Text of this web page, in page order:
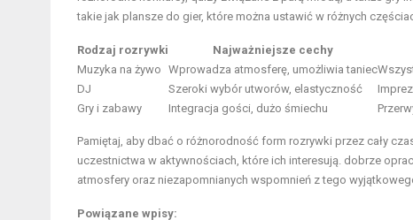
takie jak plansze do gier, które można ustawić w różnych
Rodzaj rozrywki Najważniejsze cechy
Muzyka na żywo Wprowadza atmosferę, umożliwia taniec
DJ
Szeroki wybór utworów, elastyczność
Gry i zabawy
Integracja gości, dużo śmiechu
Pamiętaj, aby dbać o różnorodność form rozrywki przez cały
uczestnictwa w aktywnościach, które ich interesują. dobrze
atmosfery oraz niezapomnianych wspomnień z tego
Powiązane wpisy: